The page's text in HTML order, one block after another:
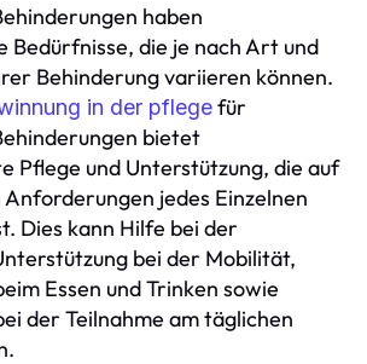
haben
Bedürfnisse, die je nach Art und
Behinderung variieren können.
in der pflegefür
bietet
Pflege und Unterstützung, die auf
Anforderungen jedes Einzelnen
Dies kann Hilfe bei der
bei der Mobilität,
Essen und Trinken sowie
der Teilnahme am täglichen